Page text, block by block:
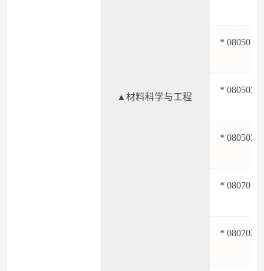
▲材料科学与工程
* 080501
* 080502
* 080503
* 080701
* 080702